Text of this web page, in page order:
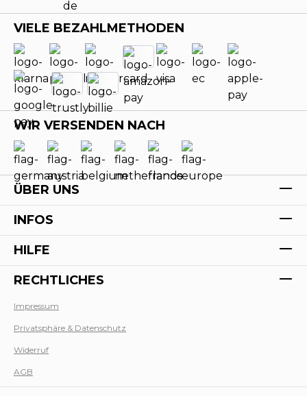
VIELE BEZAHLMETHODEN
WIR VERSENDEN NACH
ÜBER UNS
INFOS
HILFE
RECHTLICHES
Impressum
Privatsphäre & Datenschutz
Widerruf
AGB